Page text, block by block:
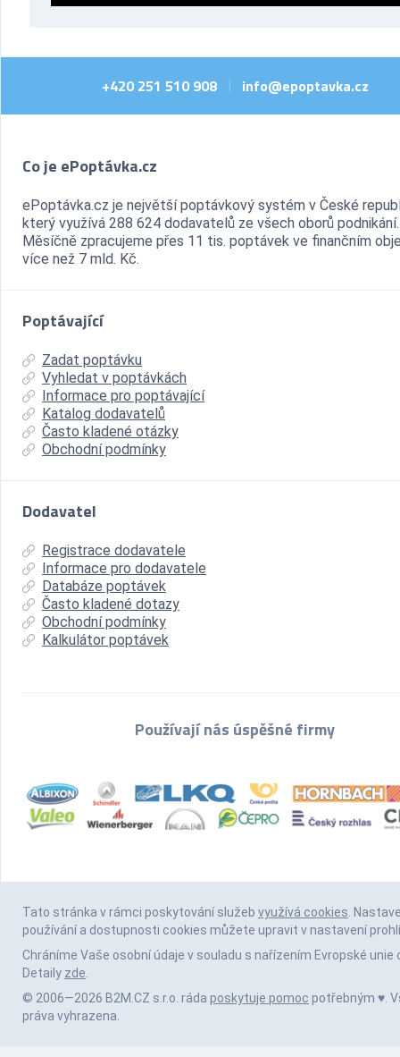
+420 251 510 908 info@epoptavka.cz
Co je ePoptávka.cz
ePoptávka.cz je největší poptávkový systém v České
který využívá 288 624 dodavatelů ze všech oborů podnikání.
Měsíčně zpracujeme přes 11 tis. poptávek ve finančním
více než 7 mld. Kč.
Poptávající
Zadat poptávku
Vyhledat v poptávkách
Informace pro poptávající
Katalog dodavatelů
Často kladené otázky
Obchodní podmínky
Dodavatel
Registrace dodavatele
Informace pro dodavatele
Databáze poptávek
Často kladené dotazy
Obchodní podmínky
Kalkulátor poptávek
Používají nás úspěšné firmy
Tato stránka v rámci poskytování služeb využívá cookies.
používání a dostupnosti cookies můžete upravit v nastavení
Chráníme Vaše osobní údaje v souladu s nařízením Evropské unie
Detaily zde.
© 2006—2026 B2M.CZ s.r.o. ráda poskytuje pomoc potřebným ♥️.
práva vyhrazena.